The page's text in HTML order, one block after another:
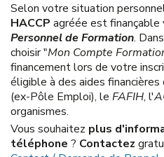
Selon votre situation
HACCP agréée est finançable
Personnel de Formation.
choisir "Mon Compte
financement lors de votre
éligible à des aides
(ex-Pôle Emploi), le FAFIH, l'
organismes.
Vous souhaitez plus
téléphone ? Contactez